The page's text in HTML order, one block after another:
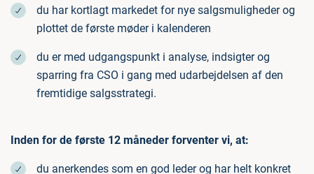
du har kortlagt markedet for nye salgsmuligheder og
plottet de første møder i kalenderen
du er med udgangspunkt i analyse, indsigter og
sparring fra CSO i gang med udarbejdelsen af den
fremtidige salgsstrategi.
Inden for de første 12 måneder forventer vi, at:
du anerkendes som en god leder og har helt konkret